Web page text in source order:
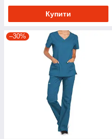
Купити
–30%